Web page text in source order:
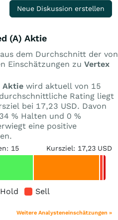
Neue Diskussion erstellen
(A) Aktie
dem Durchschnitt der von
Einschätzungen zu Vertex
Aktie wird aktuell von 15
Rating liegt
bei 17,23 USD. Davon
% Halten und 0 %
eine positive
15 Kursziel: 17,23 USD
Hold
Sell
Weitere Analysteneinschätzungen »